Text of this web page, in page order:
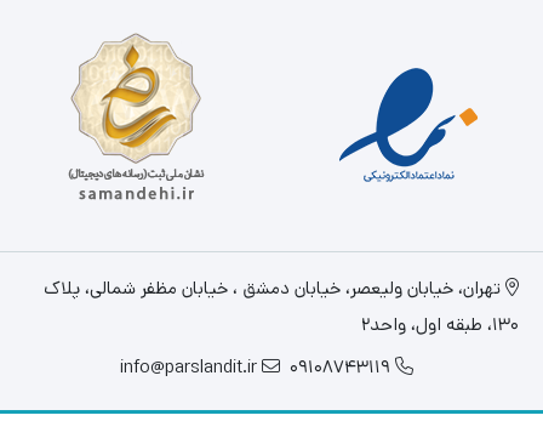
تهران، خيابان وليعصر، خیابان دمشق ، خیابان مظفر شمالی، پلاک
130، طبقه اول، واحد2
09108743119
info@parslandit.ir